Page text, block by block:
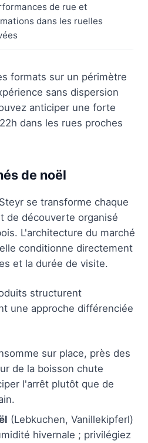
de rue et
dans les ruelles
formats sur un périmètre
sans dispersion
anticiper une forte
dans les rues proches
de noël
se transforme chaque
de découverte organisé
L'architecture du marché
conditionne directement
et la durée de visite.
structurent
une approche différenciée
sur place, près des
de la boisson chute
l'arrêt plutôt que de
(Lebkuchen, Vanillekipferl)
hivernale ; privilégiez